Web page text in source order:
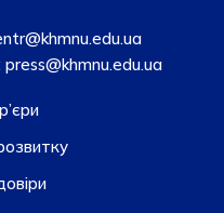
press@khmnu.edu.ua